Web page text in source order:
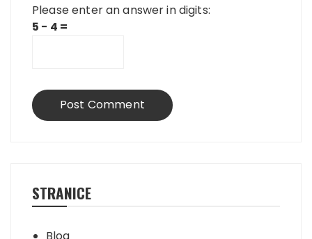
Please enter an answer in digits:
5 − 4 =
STRANICE
Blog